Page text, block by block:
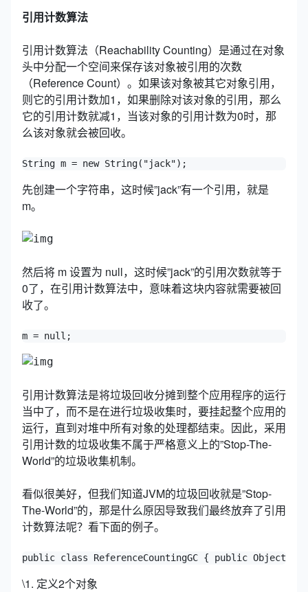
引用计数算法
引用计数算法（Reachability Counting）是通过在对象
头中分配一个空间来保存该对象被引用的次数
（Reference Count）。如果该对象被其它对象引用，
则它的引用计数加1，如果删除对该对象的引用，那么
它的引用计数就减1，当该对象的引用计数为0时，那
么该对象就会被回收。
String m = new String("jack");
先创建一个字符串，这时候”jack”有一个引用，就是
m。
然后将 m 设置为 null，这时候”jack”的引用次数就等于
0了，在引用计数算法中，意味着这块内容就需要被回
收了。
m = null;
引用计数算法是将垃圾回收分摊到整个应用程序的运行
当中了，而不是在进行垃圾收集时，要挂起整个应用的
运行，直到对堆中所有对象的处理都结束。因此，采用
引用计数的垃圾收集不属于严格意义上的”Stop-The-
World”的垃圾收集机制。
看似很美好，但我们知道JVM的垃圾回收就是”Stop-
The-World”的，那是什么原因导致我们最终放弃了引用
计数算法呢？看下面的例子。
public class ReferenceCountingGC {​ public Object
\1. 定义2个对象